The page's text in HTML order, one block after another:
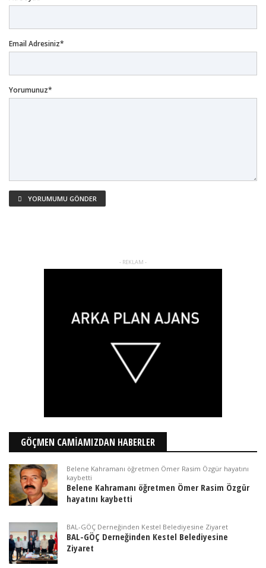
Email Adresiniz*
Yorumunuz*
YORUMUMU GÖNDER
- REKLAM -
GÖÇMEN CAMİAMIZDAN HABERLER
Belene Kahramanı öğretmen Ömer Rasim Özgür hayatını
kaybetti
Belene Kahramanı öğretmen Ömer Rasim Özgür
hayatını kaybetti
BAL-GÖÇ Derneğinden Kestel Belediyesine Ziyaret
BAL-GÖÇ Derneğinden Kestel Belediyesine
Ziyaret